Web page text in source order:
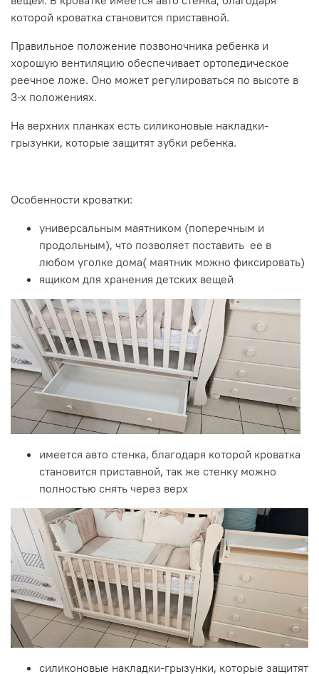
которой кроватка становится приставной.
Правильное положение позвоночника ребенка и
хорошую вентиляцию обеспечивает ортопедическое
реечное ложе. Оно может регулироваться по высоте в
3-х положениях.
На верхних планках есть силиконовые накладки-
грызунки, которые защитят зубки ребенка.
Особенности кроватки:
универсальным маятником (поперечным и
продольным), что позволяет поставить ее в
любом уголке дома( маятник можно фиксировать)
ящиком для хранения детских вещей
имеется авто стенка, благодаря которой кроватка
становится приставной, так же стенку можно
полностью снять через верх
силиконовые накладки-грызунки, которые защитят